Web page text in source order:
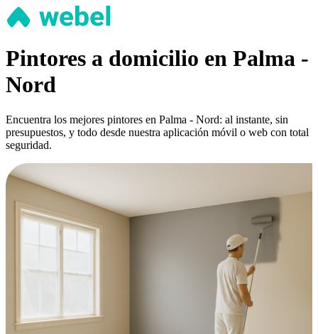
Pintores a domicilio en Palma -
Nord
Encuentra los mejores pintores en Palma - Nord: al instante, sin
presupuestos, y todo desde nuestra aplicación móvil o web con total
seguridad.